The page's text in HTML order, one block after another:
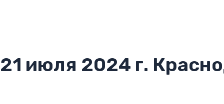
21 июля 2024 г.